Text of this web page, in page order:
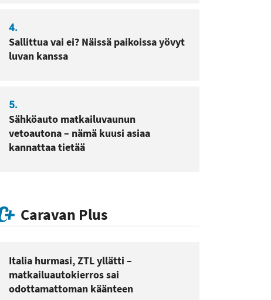
4.
Sallittua vai ei? Näissä paikoissa yövyt
luvan kanssa
5.
Sähköauto matkailuvaunun
vetoautona – nämä kuusi asiaa
kannattaa tietää
Caravan Plus
Italia hurmasi, ZTL yllätti –
matkailuautokierros sai
odottamattoman käänteen